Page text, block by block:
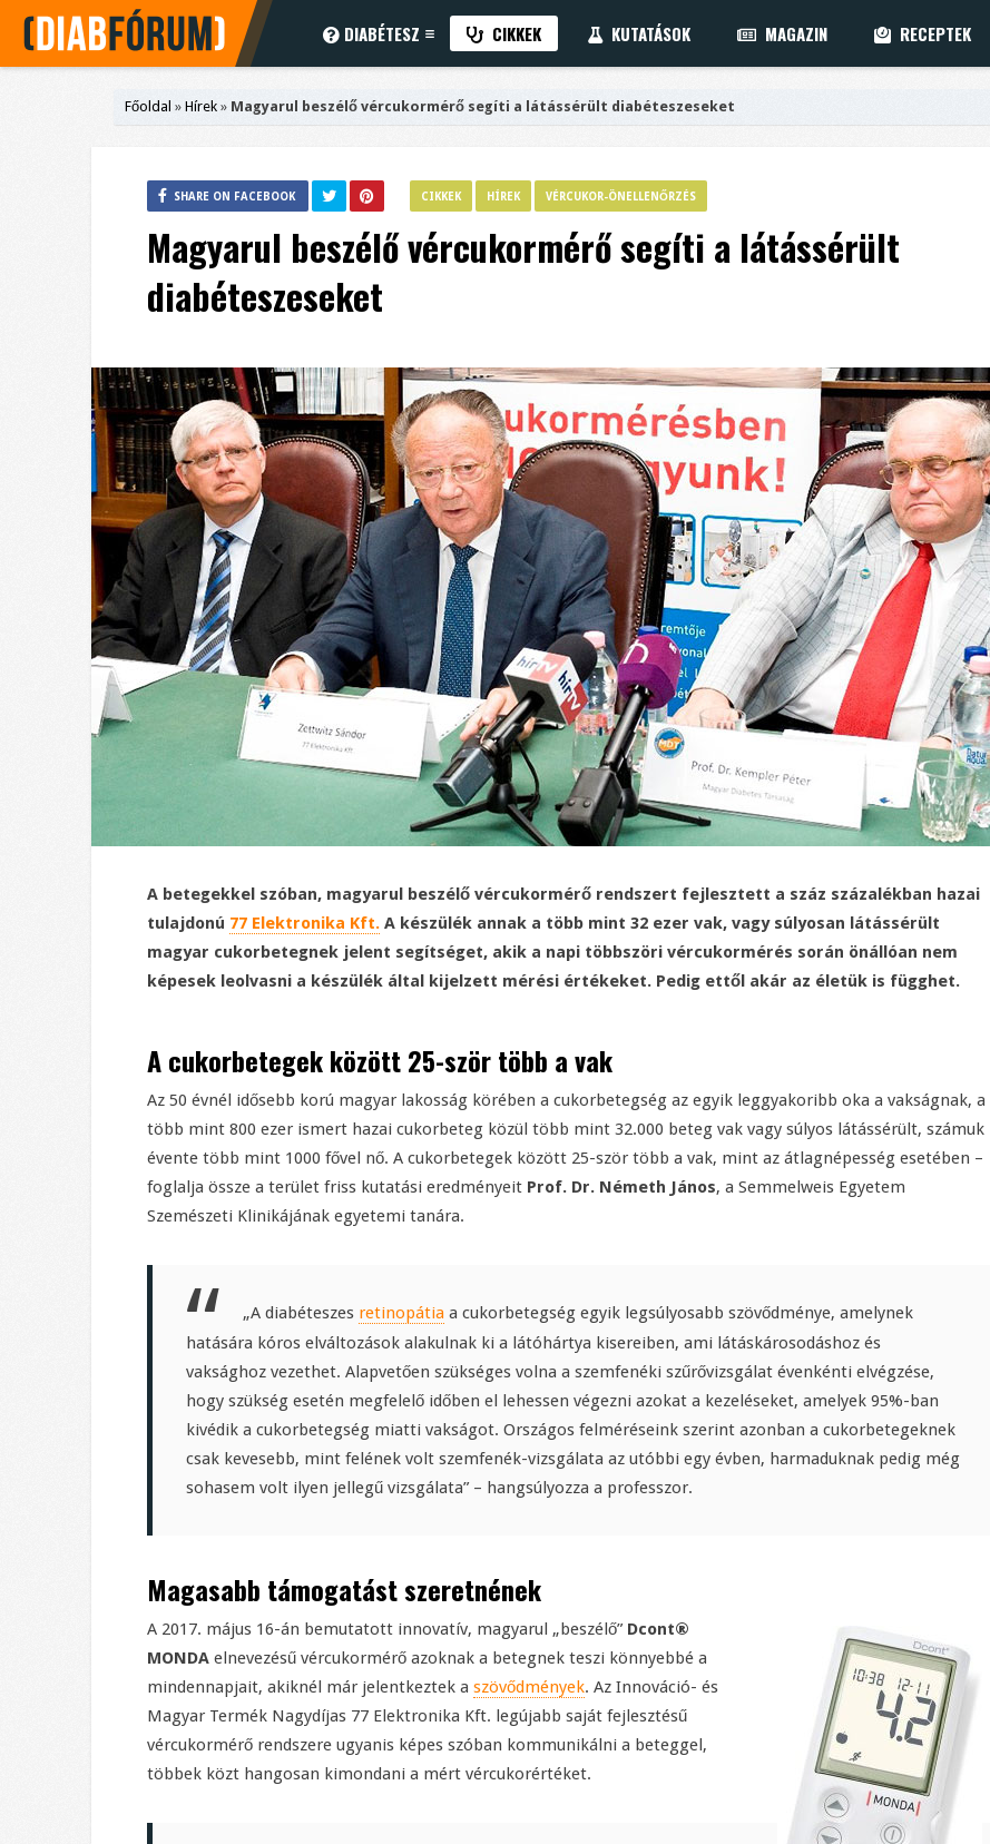
DIABÉTESZ CIKKEK KUTATÁSOK MAGAZIN RECEPTEK
Főoldal » Hírek » Magyarul beszélő vércukormérő segíti a látássérült diabéteszeseket
CIKKEK HÍREK VÉRCUKOR-ÖNELLENŐRZÉS
SHARE ON FACEBOOK
Magyarul beszélő vércukormérő segíti a látássérült
diabéteszeseket
A betegekkel szóban, magyarul beszélő vércukormérő rendszert fejlesztett a száz százalékban hazai
tulajdonú 77 Elektronika Kft. A készülék annak a több mint 32 ezer vak, vagy súlyosan látássérült
magyar cukorbetegnek jelent segítséget, akik a napi többszöri vércukormérés során önállóan nem
képesek leolvasni a készülék által kijelzett mérési értékeket. Pedig ettől akár az életük is függhet.
A cukorbetegek között 25-ször több a vak
Az 50 évnél idősebb korú magyar lakosság körében a cukorbetegség az egyik leggyakoribb oka a vakságnak, a
több mint 800 ezer ismert hazai cukorbeteg közül több mint 32.000 beteg vak vagy súlyos látássérült, számuk
évente több mint 1000 fővel nő. A cukorbetegek között 25-ször több a vak, mint az átlagnépesség esetében –
foglalja össze a terület friss kutatási eredményeit Prof. Dr. Németh János, a Semmelweis Egyetem
Szemészeti Klinikájának egyetemi tanára.
„A diabéteszes retinopátia a cukorbetegség egyik legsúlyosabb szövődménye, amelynek
hatására kóros elváltozások alakulnak ki a látóhártya kisereiben, ami látáskárosodáshoz és
vaksághoz vezethet. Alapvetően szükséges volna a szemfenéki szűrővizsgálat évenkénti elvégzése,
hogy szükség esetén megfelelő időben el lehessen végezni azokat a kezeléseket, amelyek 95%-ban
kivédik a cukorbetegség miatti vakságot. Országos felméréseink szerint azonban a cukorbetegeknek
csak kevesebb, mint felének volt szemfenék-vizsgálata az utóbbi egy évben, harmaduknak pedig még
sohasem volt ilyen jellegű vizsgálata” – hangsúlyozza a professzor.
Magasabb támogatást szeretnének
A 2017. május 16-án bemutatott innovatív, magyarul „beszélő” Dcont®
MONDA elnevezésű vércukormérő azoknak a betegnek teszi könnyebbé a
mindennapjait, akiknél már jelentkeztek a szövődmények. Az Innováció- és
Magyar Termék Nagydíjas 77 Elektronika Kft. legújabb saját fejlesztésű
vércukormérő rendszere ugyanis képes szóban kommunikálni a beteggel,
többek közt hangosan kimondani a mért vércukorértéket.